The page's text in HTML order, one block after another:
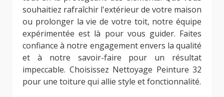
souhaitiez rafraîchir l'extérieur de votre maison
ou prolonger la vie de votre toit, notre équipe
expérimentée est là pour vous guider. Faites
confiance à notre engagement envers la qualité
et à notre savoir-faire pour un résultat
impeccable. Choisissez Nettoyage Peinture 32
pour une toiture qui allie style et fonctionnalité.